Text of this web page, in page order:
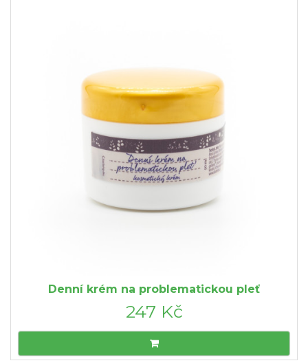
Denní krém na problematickou pleť
247 Kč